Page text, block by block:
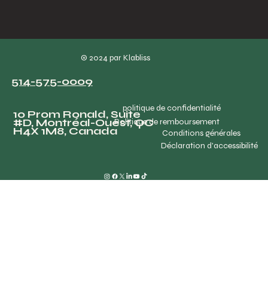
514-575-0009
politique de confidentialité
Politique de remboursement
Conditions générales
Déclaration d'accessibilité
© 2024 par Klabliss
10 Prom Ronald, Suite
#D, Montréal-Ouest, QC
H4X 1M8, Canada